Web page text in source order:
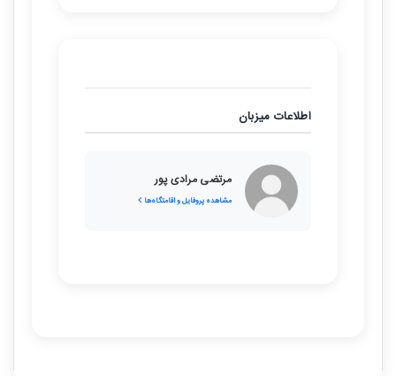
اطلاعات میزبان
مرتضی مرادی پور
مشاهده پروفایل و اقامتگاه‌ها